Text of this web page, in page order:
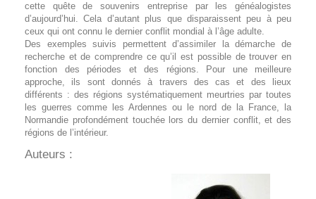
cette quête de souvenirs entreprise par les généalogistes
d’aujourd’hui. Cela d’autant plus que disparaissent peu à peu
ceux qui ont connu le dernier conflit mondial à l’âge adulte.
Des exemples suivis permettent d’assimiler la démarche de
recherche et de comprendre ce qu’il est possible de trouver en
fonction des périodes et des régions. Pour une meilleure
approche, ils sont donnés à travers des cas et des lieux
différents : des régions systématiquement meurtries par toutes
les guerres comme les Ardennes ou le nord de la France, la
Normandie profondément touchée lors du dernier conflit, et des
régions de l’intérieur.
Auteurs :